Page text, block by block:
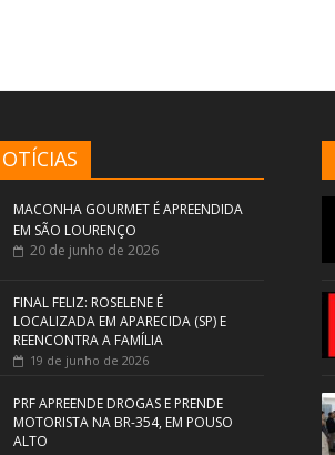
MACONHA GOURMET É APREENDIDA
EM SÃO LOURENÇO
20 de junho de 2026
FINAL FELIZ: ROSELENE É
LOCALIZADA EM APARECIDA (SP) E
REENCONTRA A FAMÍLIA
19 de junho de 2026
PRF APREENDE DROGAS E PRENDE
MOTORISTA NA BR-354, EM POUSO
ALTO